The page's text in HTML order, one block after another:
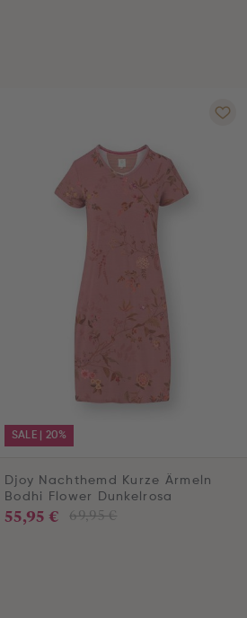
SALE | 20%
Djoy Nachthemd Kurze Ärmeln
Bodhi Flower Dunkelrosa
69,95 €
55,95 €